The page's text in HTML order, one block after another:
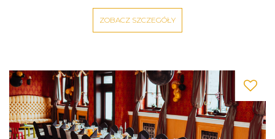
ZOBACZ SZCZEGÓŁY